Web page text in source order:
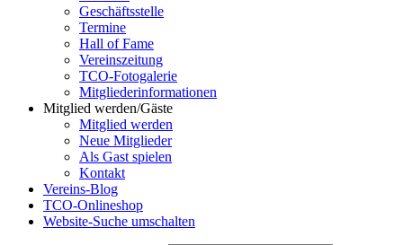
Geschäftsstelle
Termine
Hall of Fame
Vereinszeitung
TCO-Fotogalerie
Mitgliederinformationen
Mitglied werden/Gäste
Mitglied werden
Neue Mitglieder
Als Gast spielen
Kontakt
Vereins-Blog
TCO-Onlineshop
Website-Suche umschalten